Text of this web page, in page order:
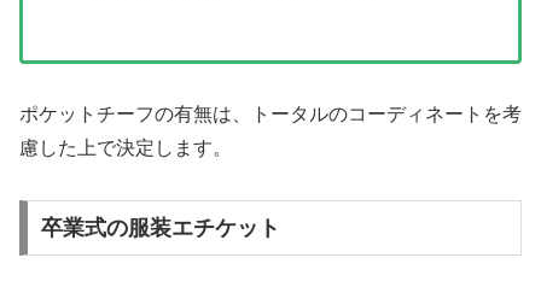
ポケットチーフの有無は、トータルのコーディネートを考
慮した上で決定します。
卒業式の服装エチケット